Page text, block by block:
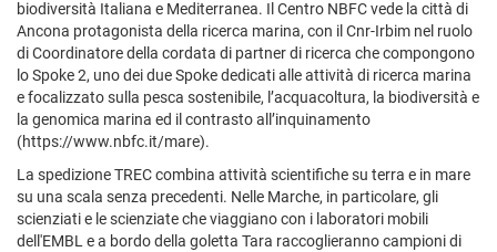
biodiversità Italiana e Mediterranea. Il Centro NBFC vede la città di
Ancona protagonista della ricerca marina, con il Cnr-Irbim nel ruolo
di Coordinatore della cordata di partner di ricerca che compongono
lo Spoke 2, uno dei due Spoke dedicati alle attività di ricerca marina
e focalizzato sulla pesca sostenibile, l’acquacoltura, la biodiversità e
la genomica marina ed il contrasto all’inquinamento
(https://www.nbfc.it/mare).
La spedizione TREC combina attività scientifiche su terra e in mare
su una scala senza precedenti. Nelle Marche, in particolare, gli
scienziati e le scienziate che viaggiano con i laboratori mobili
dell'EMBL e a bordo della goletta Tara raccoglieranno campioni di